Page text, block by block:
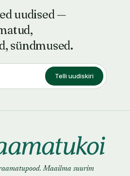
uudised —
sündmused.
Telli uudiskiri
Maailma suurim